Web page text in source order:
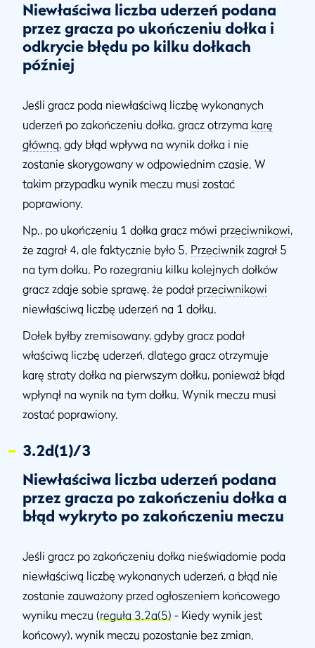
Niewłaściwa liczba uderzeń podana
przez gracza po ukończeniu dołka i
odkrycie błędu po kilku dołkach
później
Jeśli gracz poda niewłaściwą liczbę wykonanych
uderzeń po zakończeniu dołka, gracz otrzyma karę
główną, gdy błąd wpływa na wynik dołka i nie
zostanie skorygowany w odpowiednim czasie. W
takim przypadku wynik meczu musi zostać
poprawiony.
Np., po ukończeniu 1 dołka gracz mówi przeciwnikowi,
że zagrał 4, ale faktycznie było 5. Przeciwnik zagrał 5
na tym dołku. Po rozegraniu kilku kolejnych dołków
gracz zdaje sobie sprawę, że podał przeciwnikowi
niewłaściwą liczbę uderzeń na 1 dołku.
Dołek byłby zremisowany, gdyby gracz podał
właściwą liczbę uderzeń, dlatego gracz otrzymuje
karę straty dołka na pierwszym dołku, ponieważ błąd
wpłynął na wynik na tym dołku. Wynik meczu musi
zostać poprawiony.
3.2d(1)/3
Niewłaściwa liczba uderzeń podana
przez gracza po zakończeniu dołka a
błąd wykryto po zakończeniu meczu
Jeśli gracz po zakończeniu dołka nieświadomie poda
niewłaściwą liczbę wykonanych uderzeń, a błąd nie
zostanie zauważony przed ogłoszeniem końcowego
wyniku meczu (reguła 3.2a(5) - Kiedy wynik jest
końcowy), wynik meczu pozostanie bez zmian.